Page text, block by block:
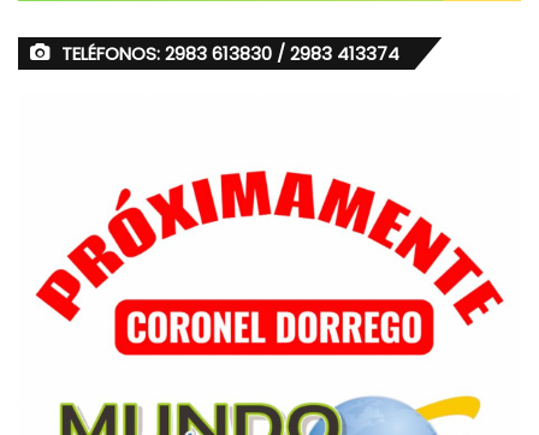
TELÉFONOS: 2983 613830 / 2983 413374